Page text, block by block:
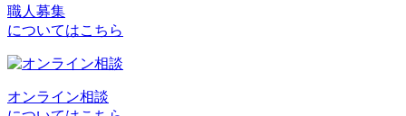
ビ
ゲ
ー
シ
職人募集
についてはこちら
オンライン相談